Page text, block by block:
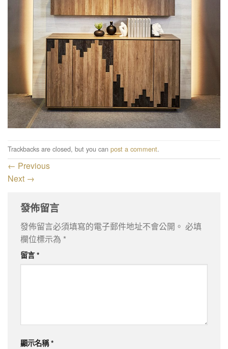
Trackbacks are closed, but you can post a comment.
← Previous
Next →
發佈留言
發佈留言必須填寫的電子郵件地址不會公開。 必填
欄位標示為 *
留言*
顯示名稱*